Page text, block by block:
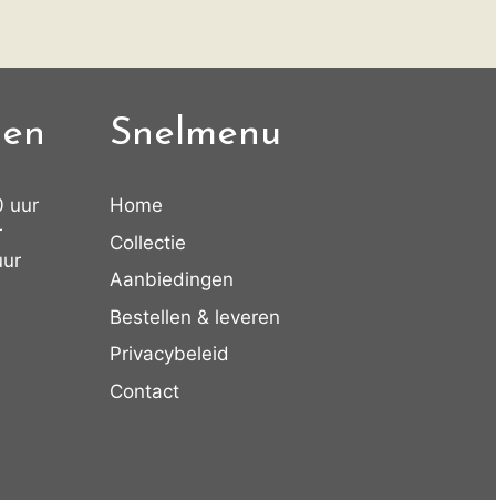
uur
Snelmenu
Home
Collectie
Aanbiedingen
Bestellen & leveren
Privacybeleid
Contact